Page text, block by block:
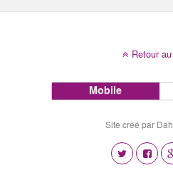
Retour
Mobile
Site créé par